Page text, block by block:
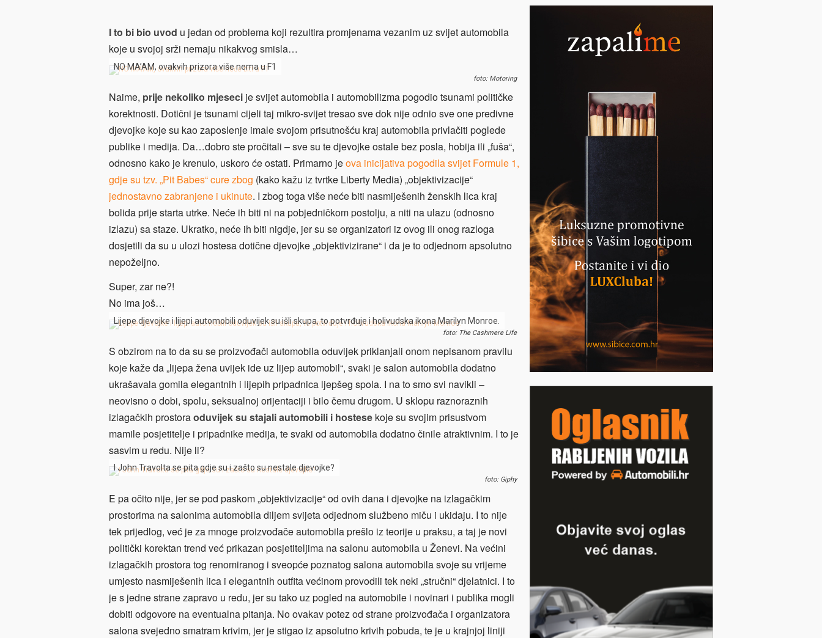
I to bi bio uvod u jedan od problema koji rezultira promjenama vezanim uz svijet automobila
koje u svojoj srži nemaju nikakvog smisla…
NO MA’AM, ovakvih prizora više nema u F1
foto: Motoring
Naime, prije nekoliko mjeseci je svijet automobila i automobilizma pogodio tsunami političke
korektnosti. Dotični je tsunami cijeli taj mikro-svijet tresao sve dok nije odnio sve one predivne
djevojke koje su kao zaposlenje imale svojom prisutnošću kraj automobila privlačiti poglede
publike i medija. Da…dobro ste pročitali – sve su te djevojke ostale bez posla, hobija ili „fuša“,
odnosno kako je krenulo, uskoro će ostati. Primarno jeova inicijativa pogodila svijet Formule 1,
gdje su tzv. „Pit Babes“ cure zbog (kako kažu iz tvrtke Liberty Media) „objektivizacije“
jednostavno zabranjene i ukinute. I zbog toga više neće biti nasmiješenih ženskih lica kraj
bolida prije starta utrke. Neće ih biti ni na pobjedničkom postolju, a niti na ulazu (odnosno
izlazu) sa staze. Ukratko, neće ih biti nigdje, jer su se organizatori iz ovog ili onog razloga
dosjetili da su u ulozi hostesa dotične djevojke „objektivizirane“ i da je to odjednom apsolutno
nepoželjno.
Super, zar ne?!
No ima još…
Lijepe djevojke i lijepi automobili oduvijek su išli skupa, to potvrđuje i holivudska ikona Marilyn Monroe.
foto: The Cashmere Life
S obzirom na to da su se proizvođači automobila oduvijek priklanjali onom nepisanom pravilu
koje kaže da „lijepa žena uvijek ide uz lijep automobil“, svaki je salon automobila dodatno
ukrašavala gomila elegantnih i lijepih pripadnica ljepšeg spola. I na to smo svi navikli –
neovisno o dobi, spolu, seksualnoj orijentaciji i bilo čemu drugom. U sklopu raznoraznih
izlagačkih prostoraoduvijek su stajali automobili i hostese koje su svojim prisustvom
mamile posjetitelje i pripadnike medija, te svaki od automobila dodatno činile atraktivnim. I to je
sasvim u redu. Nije li?
I John Travolta se pita gdje su i zašto su nestale djevojke?
foto: Giphy
E pa očito nije, jer se pod paskom „objektivizacije“ od ovih dana i djevojke na izlagačkim
prostorima na salonima automobila diljem svijeta odjednom službeno miču i ukidaju. I to nije
tek prijedlog, već je za mnoge proizvođače automobila prešlo iz teorije u praksu, a taj je novi
politički korektan trend već prikazan posjetiteljima na salonu automobila u Ženevi. Na većini
izlagačkih prostora tog renomiranog i sveopće poznatog salona automobila svoje su vrijeme
umjesto nasmiješenih lica i elegantnih outfita većinom provodili tek neki „stručni“ djelatnici. I to
je s jedne strane zapravo u redu, jer su tako uz pogled na automobile i novinari i publika mogli
dobiti odgovore na eventualna pitanja. No ovakav potez od strane proizvođača i organizatora
salona svejedno smatram krivim, jer je stigao iz apsolutno krivih pobuda, te je u krajnjoj liniji